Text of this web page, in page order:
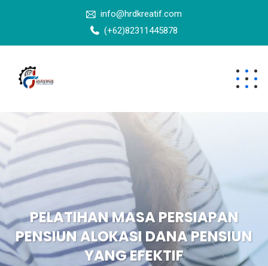
info@hrdkreatif.com
(+62)82311445878
PELATIHAN MASA PERSIAPAN
PENSIUN ALOKASI DANA PENSIUN
YANG EFEKTIF